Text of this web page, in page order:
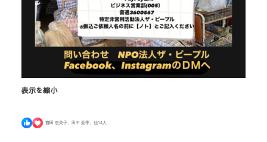
表示を縮小
す16
吉田 恵美子、田中 亜季、他14人